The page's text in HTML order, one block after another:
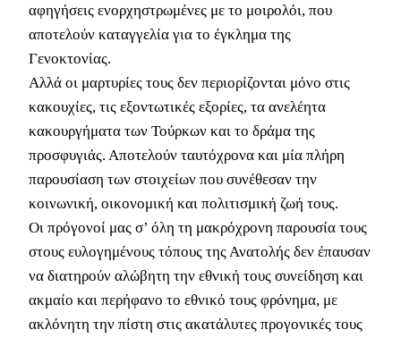
αφηγήσεις ενορχηστρωμένες με το μοιρολόι, που
αποτελούν καταγγελία για το έγκλημα της
Γενοκτονίας.
Αλλά οι μαρτυρίες τους δεν περιορίζονται μόνο στις
κακουχίες, τις εξοντωτικές εξορίες, τα ανελέητα
κακουργήματα των Τούρκων και το δράμα της
προσφυγιάς. Αποτελούν ταυτόχρονα και μία πλήρη
παρουσίαση των στοιχείων που συνέθεσαν την
κοινωνική, οικονομική και πολιτισμική ζωή τους.
Οι πρόγονοί μας σ’ όλη τη μακρόχρονη παρουσία τους
στους ευλογημένους τόπους της Ανατολής δεν έπαυσαν
να διατηρούν αλώβητη την εθνική τους συνείδηση και
ακμαίο και περήφανο το εθνικό τους φρόνημα, με
ακλόνητη την πίστη στις ακατάλυτες προγονικές τους